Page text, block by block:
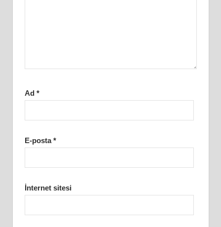
Ad *
E-posta*
İnternet sitesi